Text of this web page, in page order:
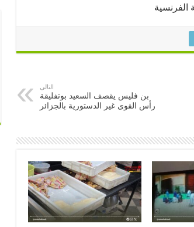
الفرنسية
التالى
بن فليس يقصف السعيد بوتفليقة
رأس القوى غير الدستورية بالجزائر